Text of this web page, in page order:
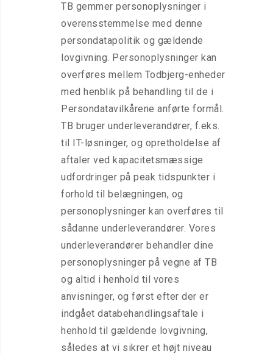
TB gemmer personoplysninger i
overensstemmelse med denne
persondatapolitik og gældende
lovgivning. Personoplysninger kan
overføres mellem Todbjerg-enheder
med henblik på behandling til de i
Persondatavilkårene anførte formål.
TB bruger underleverandører, f.eks.
til IT-løsninger, og opretholdelse af
aftaler ved kapacitetsmæssige
udfordringer på peak tidspunkter i
forhold til belægningen, og
personoplysninger kan overføres til
sådanne underleverandører. Vores
underleverandører behandler dine
personoplysninger på vegne af TB
og altid i henhold til vores
anvisninger, og først efter der er
indgået databehandlingsaftale i
henhold til gældende lovgivning,
således at vi sikrer et højt niveau